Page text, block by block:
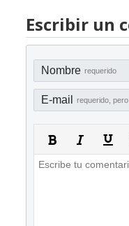
Escribir un
Nombre requerido
E-mail